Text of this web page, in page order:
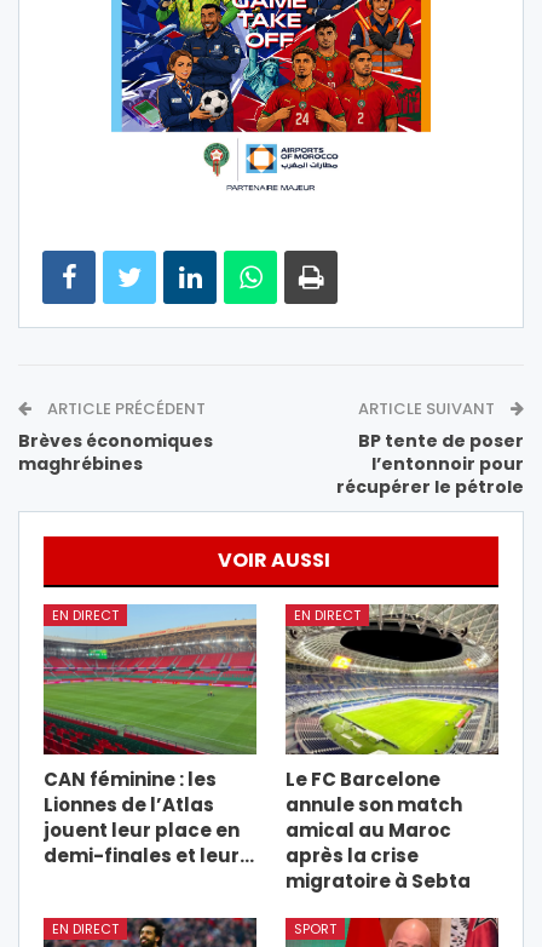
ARTICLE PRÉCÉDENT
Brèves économiques
maghrébines
ARTICLE SUIVANT
BP tente de poser
l’entonnoir pour
récupérer le pétrole
VOIR AUSSI
EN DIRECT
CAN féminine : les
Lionnes de l’Atlas
jouent leur place en
demi-finales et leur…
EN DIRECT
Le FC Barcelone
annule son match
amical au Maroc
après la crise
migratoire à Sebta
EN DIRECT SPORT